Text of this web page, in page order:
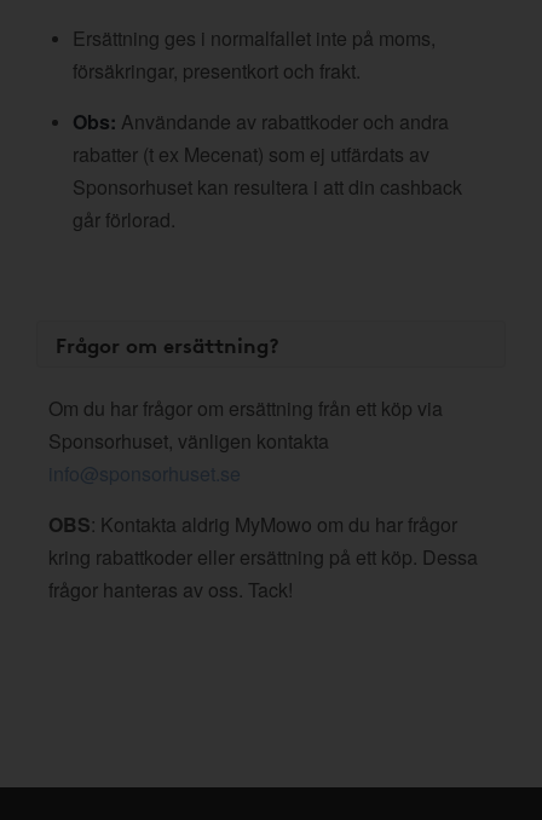
Ersättning ges i normalfallet inte på moms,
försäkringar, presentkort och frakt.
Obs: Användande av rabattkoder och andra
rabatter (t ex Mecenat) som ej utfärdats av
Sponsorhuset kan resultera i att din cashback
går förlorad.
Frågor om ersättning?
Om du har frågor om ersättning från ett köp via
Sponsorhuset, vänligen kontakta
info@sponsorhuset.se
OBS: Kontakta aldrig MyMowo om du har frågor
kring rabattkoder eller ersättning på ett köp. Dessa
frågor hanteras av oss. Tack!